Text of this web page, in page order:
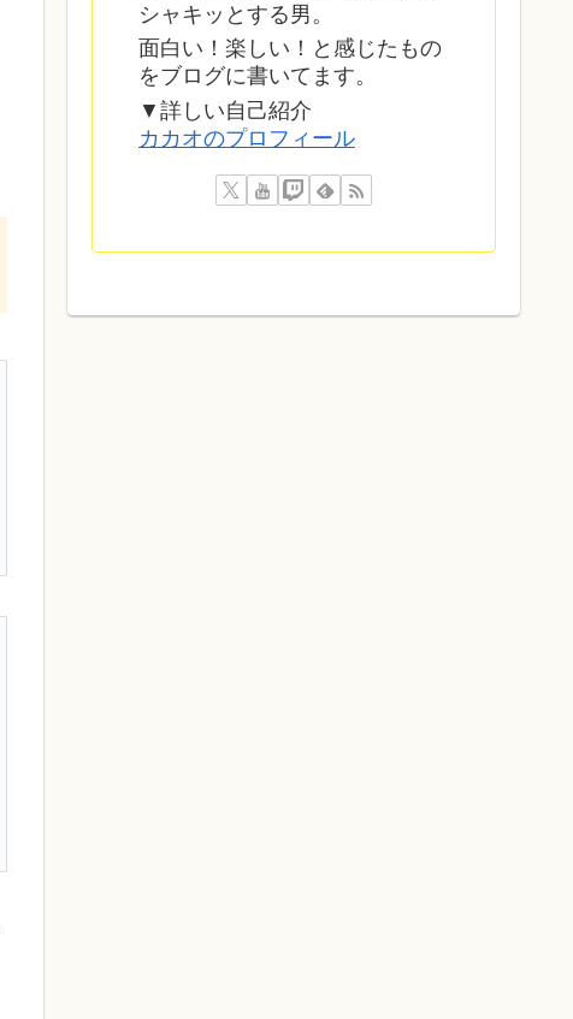
シャキッとする男。
面白い！楽しい！と感じたもの
をブログに書いてます。
▼詳しい自己紹介
カカオのプロフィール